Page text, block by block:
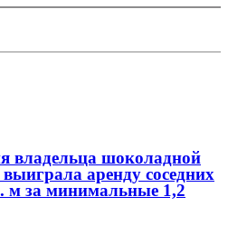
владельца шоколадной
аренду соседних
м за минимальные 1,2